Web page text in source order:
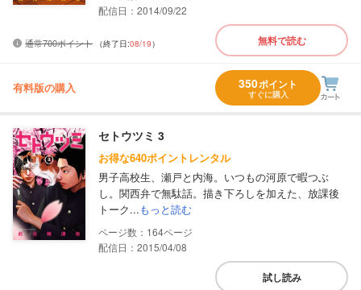
配信日：2014/09/22
通常700ポイント （終了日:08/19） 無料で読む
有料版の購入 350ポイント
すぐに購入
セトウツミ 3
お得な640ポイントレンタル
男子高校生、瀬戸と内海。いつもの河原で暇つぶ
し。関西弁で無駄話。描き下ろしを加えた、放課後
トーク...もっと読む
164
配信日：2015/04/08
試し読み